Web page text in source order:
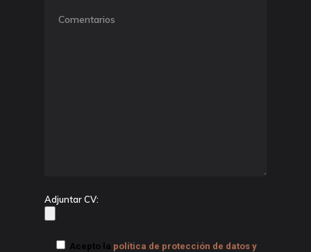
Adjuntar CV:
Acepto la política de protección de datos y